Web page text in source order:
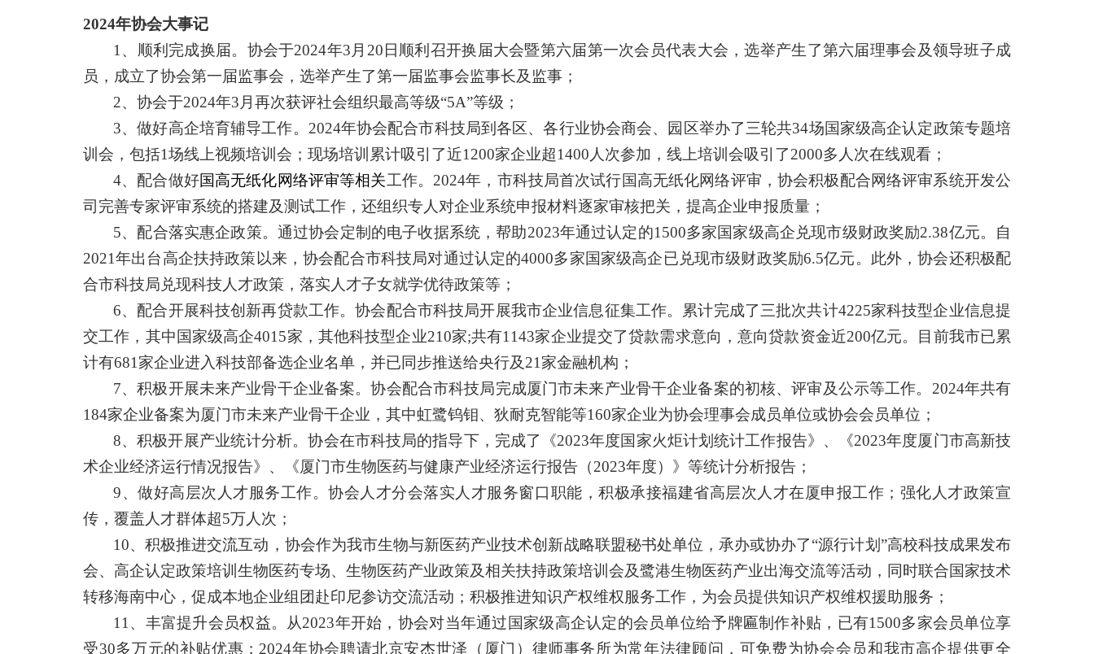
2024年协会大事记
1、 顺利完成换届。协会于2024年3月20日顺利召开换届大会暨第六届第一次会员代表大会，选举产生了第六届理事会及领导班子成
员，成立了协会第一届监事会，选举产生了第一届监事会监事长及监事；
2、 协会于2024年3月再次获评社会组织最高等级“5A”等级；
3、做好高企培育辅导工作。 2024年协会配合市科技局到各区、各行业协会商会、园区举办了三轮共34场国家级高企认定政策专题培
训会，包括1场线上视频培训会；现场培训累计吸引了近1200家企业超1400人次参加，线上培训会吸引了2000多人次在线观看；
4、 配合做好国高无纸化网络评审等相关工作。 2024年， 市科技局首次试行国高无纸化网络评审，协会积极配合网络评审系统开发公
司完善专家评审系统的搭建及测试工作，还组织专人对企业系统申报材料逐家审核把关，提高企业申报质量；
5、 配合落实惠企政策。通过协会定制的电子收据系统，帮助2023年通过认定的1500多家国家级高企兑现市级财政奖励2.38亿元。自
2021年出台高企扶持政策以来，协会配合市科技局对通过认定的4000多家国家级高企已兑现市级财政奖励6.5亿元。 此外，协会还积极配
合市科技局兑现科技人才政策，落实人才子女就学优待政策等 ；
6、 配合开展科技创新再贷款工作。协会配合市科技局开展我市企业信息征集工作。累计完成了三批次共计4225家科技型企业信息提
交工作，其中国家级高企4015家，其他科技型企业210家;共有1143家企业提交了贷款需求意向，意向贷款资金近200亿元。目前我市已累
计有681家企业进入科技部备选企业名单，并已同步推送给央行及21家金融机构；
7、积极开展未来产业骨干企业备案。协会配合市科技局完成厦门市未来产业骨干企业备案的初核、评审及公示等工作。 2024年共有
184家企业备案为厦门市未来产业骨干企业，其中虹鹭钨钼、狄耐克智能等160家企业为协会理事会成员单位或协会会员单位；
8、积极开展产业统计分析。协会在市科技局的指导下，完成了《2023年度国家火炬计划统计工作报告》、《2023年度厦门市高新技
术企业经济运行情况报告》、《厦门市生物医药与健康产业经济运行报告（2023年度）》等统计分析报告；
9、做好高层次人才服务工作。协会人才分会落实人才服务窗口职能，积极承接福建省高层次人才在厦申报工作；强化人才政策宣
传，覆盖人才群体超5万人次；
10、积极推进交流互动，协会作为我市生物与新医药产业技术创新战略联盟秘书处单位，承办或协办了“源行计划”高校科技成果发布
会、高企认定政策培训生物医药专场、生物医药产业政策及相关扶持政策培训会及鹭港生物医药产业出海交流等活动，同时联合国家技术
转移海南中心，促成本地企业组团赴印尼参访交流活动；积极推进知识产权维权服务工作，为会员提供知识产权维权援助服务；
11、 丰富提升会员权益。从2023年开始，协会对当年通过国家级高企认定的会员单位给予牌匾制作补贴，已有1500多家会员单位享
受30多万元的补贴优惠；2024年协会聘请北京安杰世泽（厦门）律师事务所为常年法律顾问，可免费为协会会员和我市高企提供更全